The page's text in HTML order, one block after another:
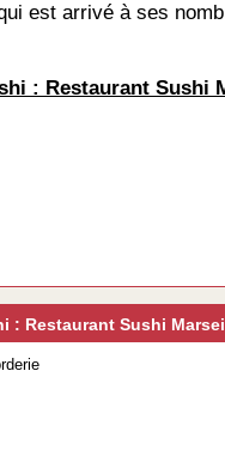
est arrivé à ses
: Restaurant Sushi
: Restaurant Sushi